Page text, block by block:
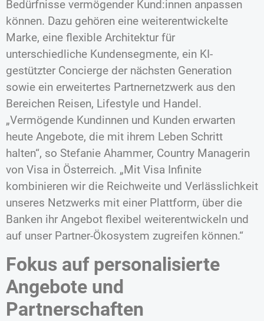
Bedürfnisse vermögender Kund:innen anpassen
können. Dazu gehören eine weiterentwickelte
Marke, eine flexible Architektur für
unterschiedliche Kundensegmente, ein KI-
gestützter Concierge der nächsten Generation
sowie ein erweitertes Partnernetzwerk aus den
Bereichen Reisen, Lifestyle und Handel.
„Vermögende Kundinnen und Kunden erwarten
heute Angebote, die mit ihrem Leben Schritt
halten“, so Stefanie Ahammer, Country Managerin
von Visa in Österreich. „Mit Visa Infinite
kombinieren wir die Reichweite und Verlässlichkeit
unseres Netzwerks mit einer Plattform, über die
Banken ihr Angebot flexibel weiterentwickeln und
auf unser Partner-Ökosystem zugreifen können.“
Fokus auf personalisierte
Angebote und
Partnerschaften